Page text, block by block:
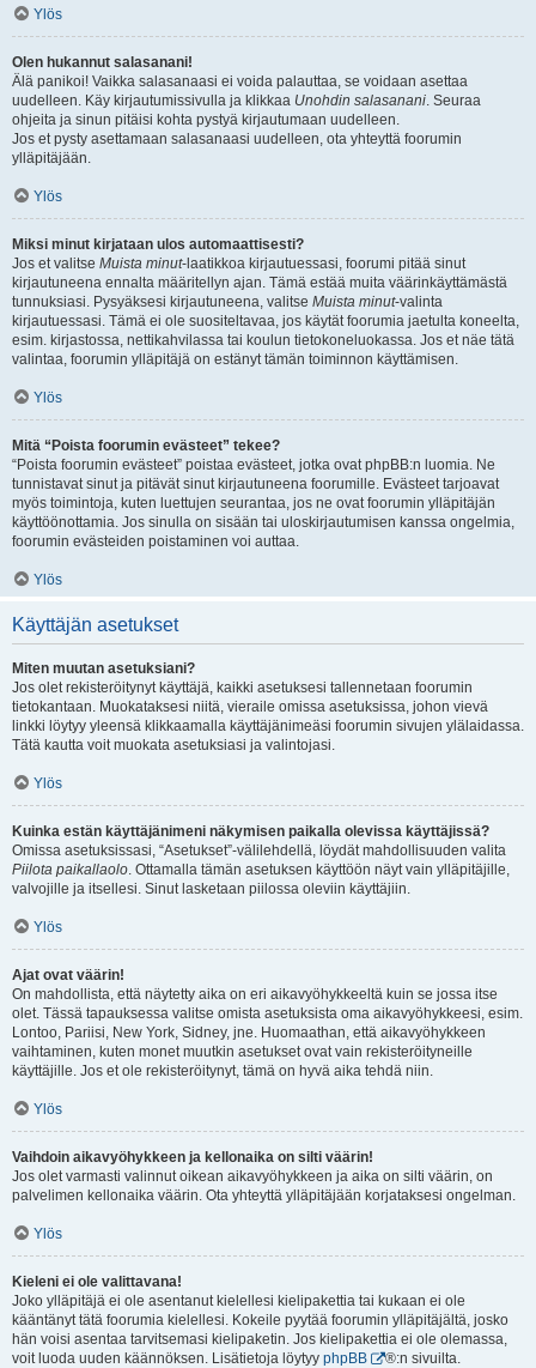
Ylös
Olen hukannut salasanani!
Älä panikoi! Vaikka salasanaasi ei voida palauttaa, se voidaan asettaa
uudelleen. Käy kirjautumissivulla ja klikkaa Unohdin salasanani. Seuraa
ohjeita ja sinun pitäisi kohta pystyä kirjautumaan uudelleen.
Jos et pysty asettamaan salasanaasi uudelleen, ota yhteyttä foorumin
ylläpitäjään.
Ylös
Miksi minut kirjataan ulos automaattisesti?
Jos et valitse Muista minut-laatikkoa kirjautuessasi, foorumi pitää sinut
kirjautuneena ennalta määritellyn ajan. Tämä estää muita väärinkäyttämästä
tunnuksiasi. Pysyäksesi kirjautuneena, valitse Muista minut-valinta
kirjautuessasi. Tämä ei ole suositeltavaa, jos käytät foorumia jaetulta koneelta,
esim. kirjastossa, nettikahvilassa tai koulun tietokoneluokassa. Jos et näe tätä
valintaa, foorumin ylläpitäjä on estänyt tämän toiminnon käyttämisen.
Ylös
Mitä “Poista foorumin evästeet” tekee?
“Poista foorumin evästeet” poistaa evästeet, jotka ovat phpBB:n luomia. Ne
tunnistavat sinut ja pitävät sinut kirjautuneena foorumille. Evästeet tarjoavat
myös toimintoja, kuten luettujen seurantaa, jos ne ovat foorumin ylläpitäjän
käyttöönottamia. Jos sinulla on sisään tai uloskirjautumisen kanssa ongelmia,
foorumin evästeiden poistaminen voi auttaa.
Ylös
Käyttäjän asetukset
Miten muutan asetuksiani?
Jos olet rekisteröitynyt käyttäjä, kaikki asetuksesi tallennetaan foorumin
tietokantaan. Muokataksesi niitä, vieraile omissa asetuksissa, johon vievä
linkki löytyy yleensä klikkaamalla käyttäjänimeäsi foorumin sivujen ylälaidassa.
Tätä kautta voit muokata asetuksiasi ja valintojasi.
Ylös
Kuinka estän käyttäjänimeni näkymisen paikalla olevissa käyttäjissä?
Omissa asetuksissasi, “Asetukset”-välilehdellä, löydät mahdollisuuden valita
Piilota paikallaolo. Ottamalla tämän asetuksen käyttöön näyt vain ylläpitäjille,
valvojille ja itsellesi. Sinut lasketaan piilossa oleviin käyttäjiin.
Ylös
Ajat ovat väärin!
On mahdollista, että näytetty aika on eri aikavyöhykkeeltä kuin se jossa itse
olet. Tässä tapauksessa valitse omista asetuksista oma aikavyöhykkeesi, esim.
Lontoo, Pariisi, New York, Sidney, jne. Huomaathan, että aikavyöhykkeen
vaihtaminen, kuten monet muutkin asetukset ovat vain rekisteröityneille
käyttäjille. Jos et ole rekisteröitynyt, tämä on hyvä aika tehdä niin.
Ylös
Vaihdoin aikavyöhykkeen ja kellonaika on silti väärin!
Jos olet varmasti valinnut oikean aikavyöhykkeen ja aika on silti väärin, on
palvelimen kellonaika väärin. Ota yhteyttä ylläpitäjään korjataksesi ongelman.
Ylös
Kieleni ei ole valittavana!
Joko ylläpitäjä ei ole asentanut kielellesi kielipakettia tai kukaan ei ole
kääntänyt tätä foorumia kielellesi. Kokeile pyytää foorumin ylläpitäjältä, josko
hän voisi asentaa tarvitsemasi kielipaketin. Jos kielipakettia ei ole olemassa,
voit luoda uuden käännöksen. Lisätietoja löytyy phpBB ®:n sivuilta.